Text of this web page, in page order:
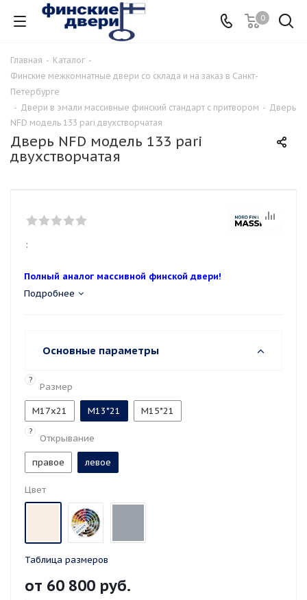
0
Главная - Каталог -
Финские межкомнатные двери со склада и на заказ в Санкт-
Петербурге
- Двери в эмали массивные финский стандарт с притвором - Дверь
NFD модель 133 pari двухстворчатая
Дверь NFD модель 133 pari
двухстворчатая
:
Полный аналог массивной финской двери!
Подробнее
Основные параметры
?
Размер
M17x21 М13*21 М15*21
?
Открывание
правое левое
Цвет
Таблица размеров
от 60 800 руб.